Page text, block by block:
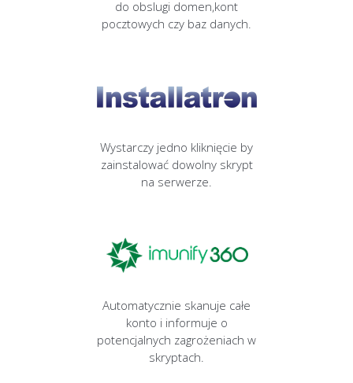
do obslugi domen,kont
pocztowych czy baz danych.
Wystarczy jedno kliknięcie by
zainstalować dowolny skrypt
na serwerze.
Automatycznie skanuje całe
konto i informuje o
potencjalnych zagrożeniach w
skryptach.